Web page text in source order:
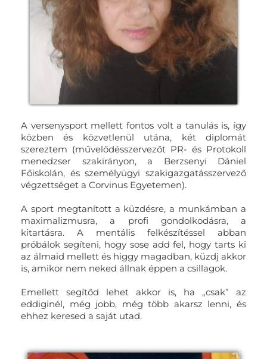
A versenysport mellett fontos volt a tanulás is, így
közben és közvetlenül utána, két diplomát
szereztem (művelődésszervezőt PR- és Protokoll
menedzser szakirányon, a Berzsenyi Dániel
Főiskolán, és személyügyi szakigazgatásszervező
végzettséget a Corvinus Egyetemen).
A sport megtanított a küzdésre, a munkámban a
maximalizmusra, a profi gondolkodásra, a
kitartásra. A mentális felkészítéssel abban
próbálok segíteni, hogy sose add fel, hogy tarts ki
az álmaid mellett és higgy magadban, küzdj akkor
is, amikor nem neked állnak éppen a csillagok.
Emellett segítőd lehet akkor is, ha „csak” az
eddiginél, még jobb, még több akarsz lenni, és
ehhez keresed a saját utad.